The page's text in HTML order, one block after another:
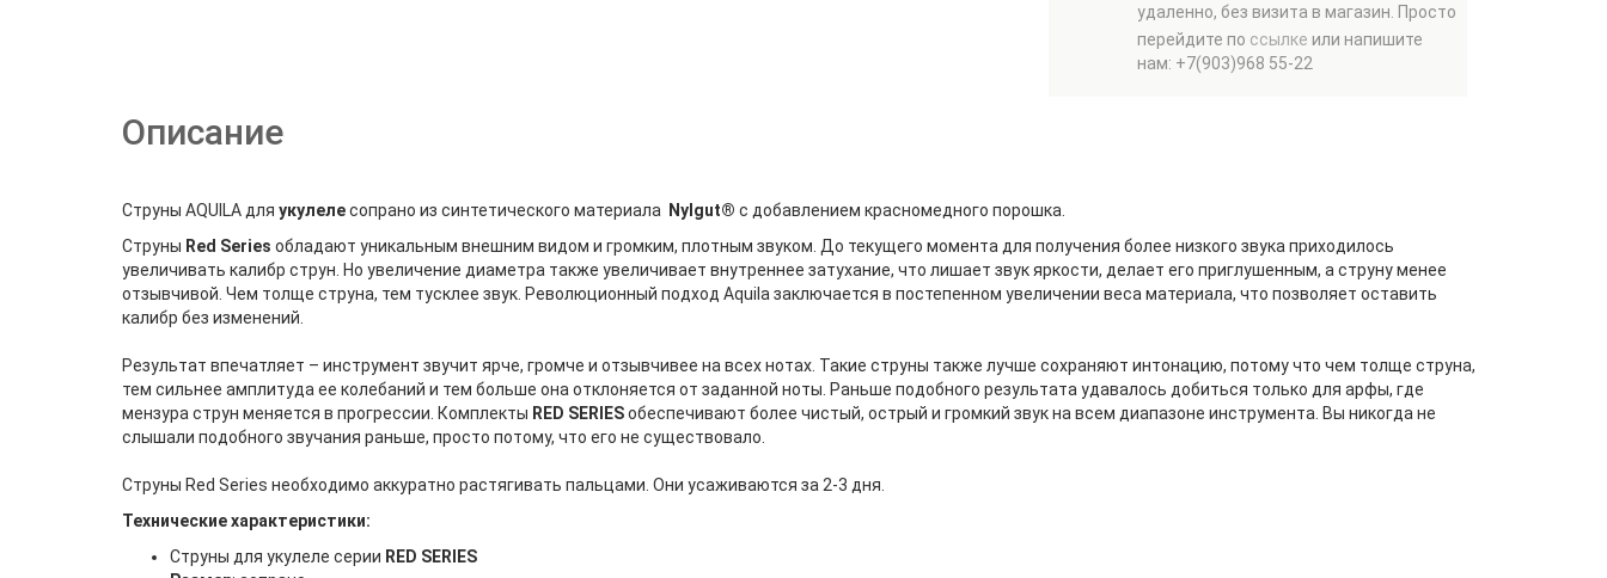
удаленно, без визита в магазин. Просто
перейдите по ссылке или напишите
нам: +7(903)968 55-22
Описание
Струны AQUILA для укулелесопрано из синтетического материала Nylgut® с добавлением красномедного порошка.
Струны Red Series обладают уникальным внешним видом и громким, плотным звуком. До текущего момента для получения более низкого звука приходилось
увеличивать калибр струн. Но увеличение диаметра также увеличивает внутреннее затухание, что лишает звук яркости, делает его приглушенным, а струну менее
отзывчивой. Чем толще струна, тем тусклее звук. Революционный подход Aquila заключается в постепенном увеличении веса материала, что позволяет оставить
калибр без изменений.
Результат впечатляет – инструмент звучит ярче, громче и отзывчивее на всех нотах. Такие струны также лучше сохраняют интонацию, потому что чем толще струна,
тем сильнее амплитуда ее колебаний и тем больше она отклоняется от заданной ноты. Раньше подобного результата удавалось добиться только для арфы, где
мензура струн меняется в прогрессии. Комплекты RED SERIESобеспечивают более чистый, острый и громкий звук на всем диапазоне инструмента. Вы никогда не
слышали подобного звучания раньше, просто потому, что его не существовало.
Струны Red Series необходимо аккуратно растягивать пальцами. Они усаживаются за 2-3 дня.
Технические характеристики:
Струны для укулеле серии RED SERIES